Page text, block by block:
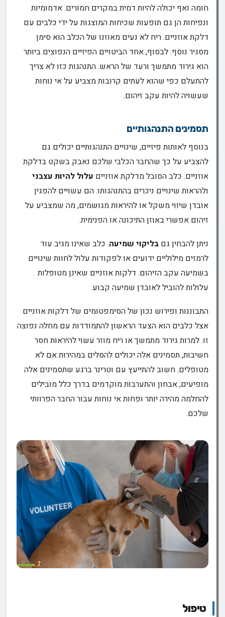
חומה ואף יכולה להיות דמית במקרים חמורים. אדמומיות
ונפיחות הן גם תופעות שכיחות המוצגות על ידי כלבים עם
דלקת אוזניים. ריח לא נעים מאוזנו של הכלב הוא סימן
מסגיר נוסף. לבסוף, אחד הביטויים הפיזיים הנפוצים ביותר
הוא גירוד מתמשך ורעד של הראש. התנהגות כזו לא צריך
להתעלם כפי שהוא לעתים קרובות מצביע על אי נוחות
שעשויה להיות עקב זיהום.
תסמינים התנהגותיים
בנוסף לאותות פיזיים, שינויים התנהגותיים יכולים גם
להצביע על כך שהחבר הכלבי שלכם נאבק בשקט בדלקת
אוזניים. כלב הסובל מדלקת אוזניים עלול להיות עצבני
ולהראות שינויים ניכרים בהתנהגותו. הם עשויים להפגין
אובדן שיווי משקל או להיראות מגושמים, מה שמצביע על
זיהום אפשרי באוזן התיכונה או הפנימית.
ניתן להבחין גם בליקוי שמיעה. כלב שאינו מגיב עוד
לרמזים מילוליים ידועים או לפקודות עלול לחוות שינויים
בשמיעה עקב הזיהום. דלקות אוזניים שאינן מטופלות
עלולות להוביל לאובדן שמיעה קבוע.
התבוננות ופירוש נכון של הסימפטומים של דלקות אוזניים
אצל כלבים הוא הצעד הראשון להתמודדות עם מחלה נפוצה
זו. למרות גירוד מתמשך או ריח מוזר עשוי להיראות חסר
חשיבות, תסמינים אלה יכולים להסלים במהירות אם לא
מטופלים. חשוב להתייעץ עם וטרינר ברגע שתסמינים אלה
מופיעים; אבחון והתערבות מוקדמים בדרך כלל מובילים
להחלמה מהירה יותר ופחות אי נוחות עבור החבר הפרוותי
שלכם.
טיפול